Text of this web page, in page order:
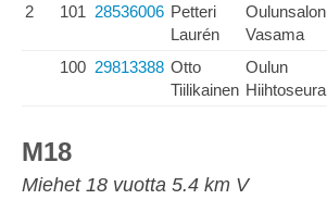
2 101 28536006 Petteri
Laurén
Oulunsalon
Vasama
100 29813388 Otto
Tiilikainen
Oulun
Hiihtoseura
M18
Miehet 18 vuotta 5.4 km V